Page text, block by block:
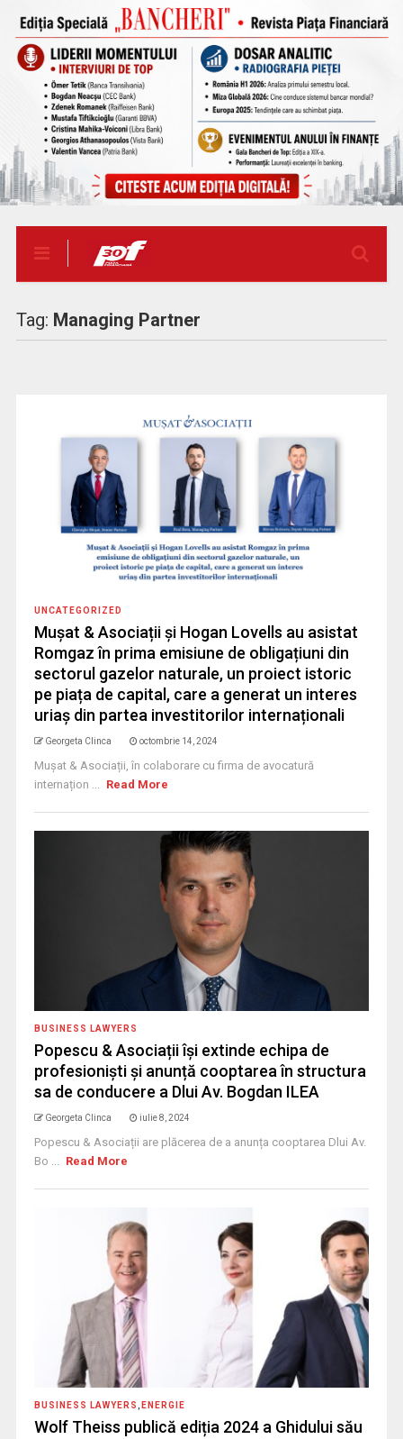
Tag: Managing Partner
UNCATEGORIZED
Mușat & Asociații și Hogan Lovells au asistat
Romgaz în prima emisiune de obligațiuni din
sectorul gazelor naturale, un proiect istoric
pe piața de capital, care a generat un interes
uriaș din partea investitorilor internaționali
Georgeta Clinca octombrie 14, 2024
Mușat & Asociații, în colaborare cu firma de avocatură
internațion ... Read More
BUSINESS LAWYERS
Popescu & Asociații își extinde echipa de
profesioniști și anunță cooptarea în structura
sa de conducere a Dlui Av. Bogdan ILEA
Georgeta Clinca iulie 8, 2024
Popescu & Asociații are plăcerea de a anunța cooptarea Dlui Av.
Bo ... Read More
BUSINESS LAWYERS ENERGIE
Wolf Theiss publică ediția 2024 a Ghidului său